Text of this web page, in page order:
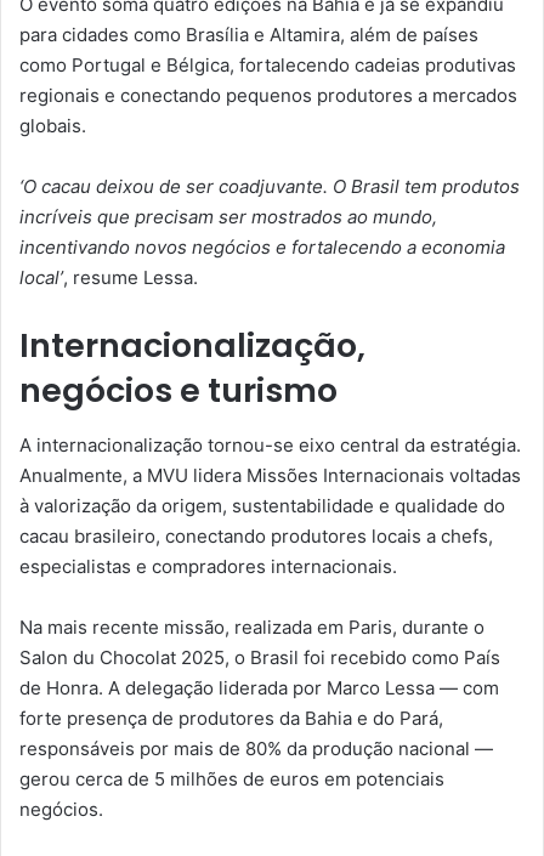
para cidades como Brasília e Altamira, além de países
como Portugal e Bélgica, fortalecendo cadeias produtivas
regionais e conectando pequenos produtores a mercados
globais.
‘O cacau deixou de ser coadjuvante. O Brasil tem produtos
incríveis que precisam ser mostrados ao mundo,
incentivando novos negócios e fortalecendo a economia
local’, resume Lessa.
Internacionalização,
negócios e turismo
A internacionalização tornou-se eixo central da estratégia.
Anualmente, a MVU lidera Missões Internacionais voltadas
à valorização da origem, sustentabilidade e qualidade do
cacau brasileiro, conectando produtores locais a chefs,
especialistas e compradores internacionais.
Na mais recente missão, realizada em Paris, durante o
Salon du Chocolat 2025, o Brasil foi recebido como País
de Honra. A delegação liderada por Marco Lessa — com
forte presença de produtores da Bahia e do Pará,
responsáveis por mais de 80% da produção nacional —
gerou cerca de 5 milhões de euros em potenciais
negócios.